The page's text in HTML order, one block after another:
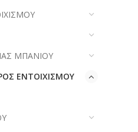
ΜΠΑΝΙΟΥ
ΕΝΤΟΙΧΙΣΜΟΥ